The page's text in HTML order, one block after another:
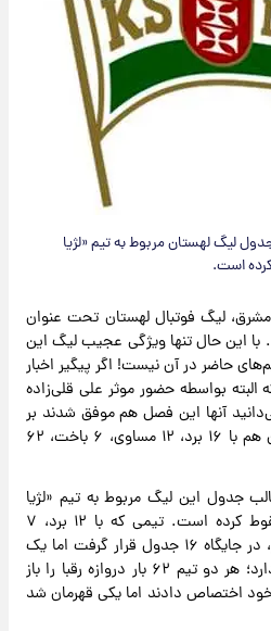
لیگ لهستان مربوط به تیم «لژیا
است.
لیگ فوتبال لهستان تحت عنوان
با این حال تنها ویژگی عجیب لیگ این
حاضر در آن نیست! اگر پیگیر اخبار
بواسطه حضور موثر علی قلی‌زاده
آنها این فصل هم موفق‌ شدند بر
قله فوتبال لهستان بایستند. آن هم با ۱۶ برد، ۱۲ مساوی، ۶ باخت، ۶۲
جدول این لیگ مربوط به تیم «لژیا
گدانسک»، یکی از تیم‌های سقوط‌ کرده است. تیمی که با ۱۲ برد، ۷
مساوی، ۱۵ باخت و ۳۸ امتیاز، در جایگاه ۱۶ جدول قرار گرفت اما یک
ویژگی مشترک با تیم قهرمان دارد؛ هر دو تیم ۶۲ بار دروازه رقبا را باز
اختصاص دادند اما یکی قهرمان شد